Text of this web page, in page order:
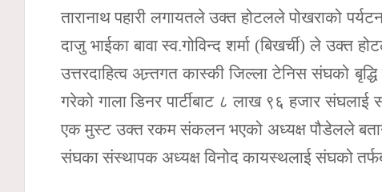
तारानाथ पहारी लगायतले उक्त होटलले पोखराको
दाजु भाईका बावा स्व.गोविन्द शर्मा (बिखर्ची) ले उक्त
उत्तरदाहित्व अन्र्तगत कास्की जिल्ला टेनिस संघको
गरेको गाला डिनर पार्टीबाट ८ लाख ९६ हजार
एक मुस्ट उक्त रकम संकलन भएको अध्यक्ष पौडेलले
संघका संस्थापक अध्यक्ष विनोद कायस्थलाई संघको